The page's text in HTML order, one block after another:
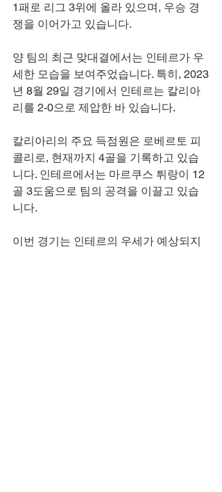
1패로 리그 3위에 올라 있으며, 우승 경
쟁을 이어가고 있습니다.
양 팀의 최근 맞대결에서는 인테르가 우
세한 모습을 보여주었습니다. 특히, 2023
년 8월 29일 경기에서 인테르는 칼리아
리를 2-0으로 제압한 바 있습니다.
칼리아리의 주요 득점원은 로베르토 피
콜리로, 현재까지 4골을 기록하고 있습
니다. 인테르에서는 마르쿠스 튀랑이 12
골 3도움으로 팀의 공격을 이끌고 있습
니다.
이번 경기는 인테르의 우세가 예상되지